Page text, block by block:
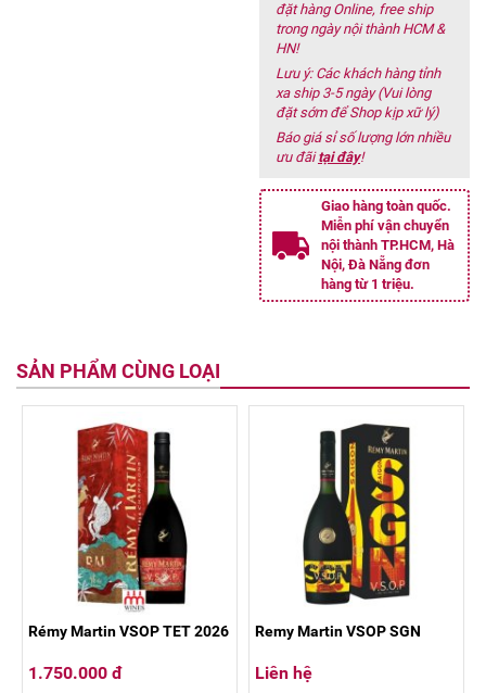
đặt hàng Online, free ship
trong ngày nội thành HCM &
HN!
Lưu ý: Các khách hàng tỉnh
xa ship 3-5 ngày (Vui lòng
đặt sớm để Shop kịp xữ lý)
Báo giá sỉ số lượng lớn nhiều
ưu đãitại đây!
Giao hàng toàn quốc.
Miễn phí vận chuyển
nội thành TP.HCM, Hà
Nội, Đà Nẵng đơn
hàng từ 1 triệu.
SẢN PHẨM CÙNG LOẠI
Rémy Martin VSOP TET 2026
1.750.000 đ
Remy Martin VSOP SGN
Liên hệ